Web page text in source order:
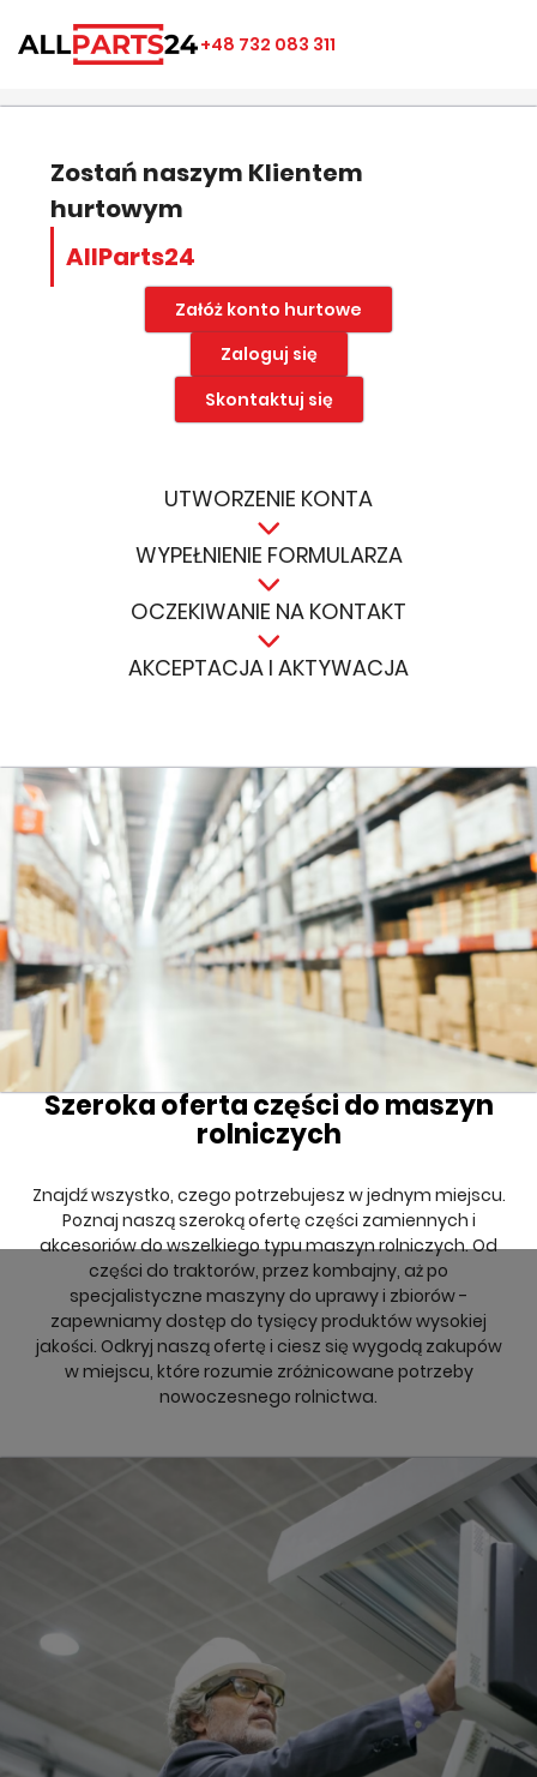
+48 732 083 311
Zostań naszym Klientem
hurtowym
AllParts24
Załóż konto hurtowe
Zaloguj się
Skontaktuj się
UTWORZENIE KONTA
WYPEŁNIENIE FORMULARZA
OCZEKIWANIE NA KONTAKT
AKCEPTACJA I AKTYWACJA
Szeroka oferta części do maszyn
rolniczych
Znajdź wszystko, czego potrzebujesz w jednym miejscu.
Poznaj naszą szeroką ofertę części zamiennych i
akcesoriów do wszelkiego typu maszyn rolniczych. Od
części do traktorów, przez kombajny, aż po
specjalistyczne maszyny do uprawy i zbiorów -
zapewniamy dostęp do tysięcy produktów wysokiej
jakości. Odkryj naszą ofertę i ciesz się wygodą zakupów
w miejscu, które rozumie zróżnicowane potrzeby
nowoczesnego rolnictwa.
((modalTitle))
((cancelText))
Utwórz listę ulubionych
Anuluj Zapisz
Zaloguj się
liście życzeń.
Anuluj Zaloguj się